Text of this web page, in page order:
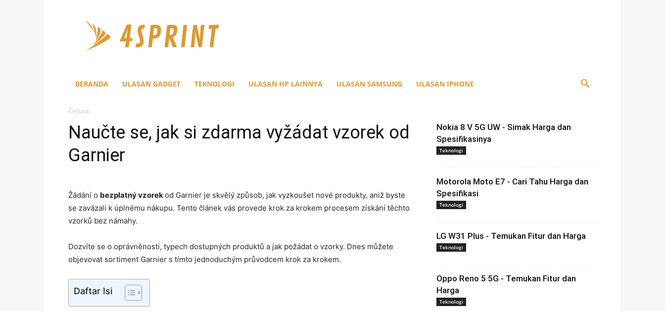
BERANDA ULASAN GADGET TEKNOLOGI ULASAN HP LAINNYA ULASAN SAMSUNG ULASAN IPHONE
Čeština
Naučte se, jak si zdarma vyžádat vzorek od
Garnier
Žádání o bezplatný vzorekod Garnier je skvělý způsob, jak vyzkoušet nové produkty, aniž byste
se zavázali k úplnému nákupu. Tento článek vás provede krok za krokem procesem získání těchto
vzorků bez námahy.
Dozvíte se o oprávněnosti, typech dostupných produktů a jak požádat o vzorky. Dnes můžete
objevovat sortiment Garnier s tímto jednoduchým průvodcem krok za krokem.
Daftar Isi
Nokia 8 V 5G UW - Simak Harga dan
Spesifikasinya
Teknologi
Motorola Moto E7 - Cari Tahu Harga dan
Spesifikasi
Teknologi
LG W31 Plus - Temukan Fitur dan Harga
Teknologi
Oppo Reno 5 5G - Temukan Fitur dan
Harga
Teknologi